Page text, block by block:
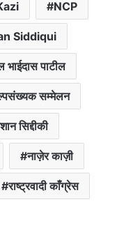
NCP
Siddiqui
भाईदास पाटील
सम्मेलन
सिद्दीकी
नाज़ेर काज़ी
राष्ट्रवादी काँग्रेस